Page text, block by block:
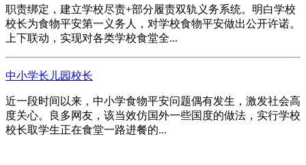
职责绑定，建立学校尽责+部分履责双轨义务系统。明白学校
校长为食物平安第一义务人，对学校食物平安做出公开许诺。
上下联动，实现对各类学校食堂全...
中小学长儿园校长
近一段时间以来，中小学食物平安问题偶有发生，激发社会高
度关心。良多网友，该当效仿国外一些国度的做法，实行学校
校长取学生正在食堂一路进餐的...